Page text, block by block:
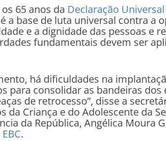
65 anos da Declaração
a base de luta universal contra a
e a dignidade das pessoas e
fundamentais devem ser
há dificuldades na
para consolidar as bandeiras dos
de retrocesso”, disse a
da Criança e do Adolescente da
da República, Angélica Moura
.